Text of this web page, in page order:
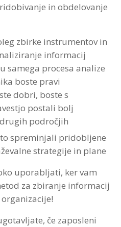
in obdelovanje
zbirke instrumentov in
informacij
samega procesa analize
boste pravi
dobri, boste s
postali bolj
področjih
spreminjali pridobljene
strategije in plane
uporabljati, ker vam
za zbiranje informacij
če zaposleni